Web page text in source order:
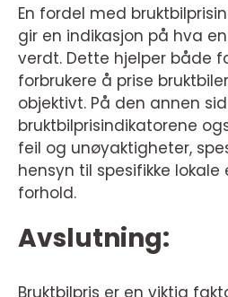
En fordel med
gir en indikasjon på hva
verdt. Dette hjelper både
forbrukere å prise
objektivt. På den annen
bruktbilprisindikatorene
feil og unøyaktigheter,
hensyn til spesifikke lokale
forhold.
Avslutning:
Bruktbilpris er en viktig